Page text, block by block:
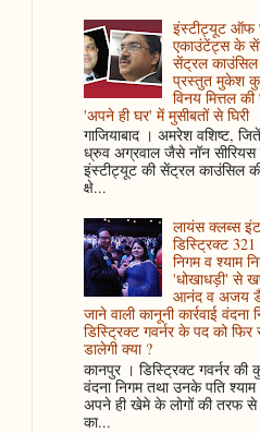
इंस्टीट्यूट ऑफ
एकाउंटेंट्स के
सेंट्रल
प्रस्तुत मुकेश
विनय मित्तल की
'अपने ही घर' में मुसीबतों से घिरी
गाजियाबाद । अमरेश वशिष्ट,
ध्रुव अग्रवाल जैसे नॉन सीरियस
इंस्टीट्यूट की सेंट्रल काउंसिल की
क्षे...
लायंस क्लब्स
डिस्ट्रिक्ट
निगम व श्याम
'धोखाधड़ी' से
आनंद व अजय डैंग
जाने वाली कानूनी कार्रवाई वंदना
डिस्ट्रिक्ट गवर्नर के पद को
डालेगी क्या ?
कानपुर । डिस्ट्रिक्ट गवर्नर की
वंदना निगम तथा उनके पति
अपने ही खेमे के लोगों की तरफ से
का...